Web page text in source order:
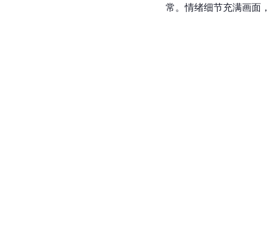
常。情绪细节充满画面